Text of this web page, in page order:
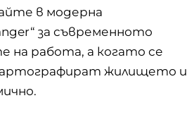
в модерна
за съвременното
работа, а когато се
жилището и